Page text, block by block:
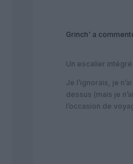
Grinch' a
Un escalier
Je l’ignorais, je
dessus (mais je
l’occasion de